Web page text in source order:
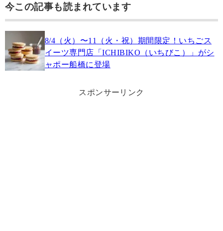
今この記事も読まれています
8/4（火）〜11（火・祝）期間限定！いちごス
イーツ専門店「ICHIBIKO（いちびこ）」がシ
ャポー船橋に登場
スポンサーリンク